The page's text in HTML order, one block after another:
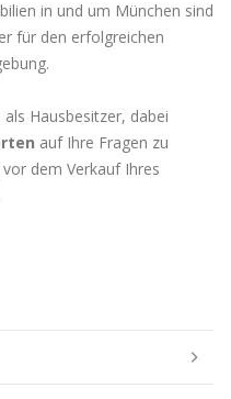
in und um München sind
für den erfolgreichen
Hausbesitzer, dabei
auf Ihre Fragen zu
dem Verkauf Ihres